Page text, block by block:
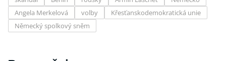
Angela Merkelová
volby
Křesťanskodemokratická unie
Německý spolkový sněm